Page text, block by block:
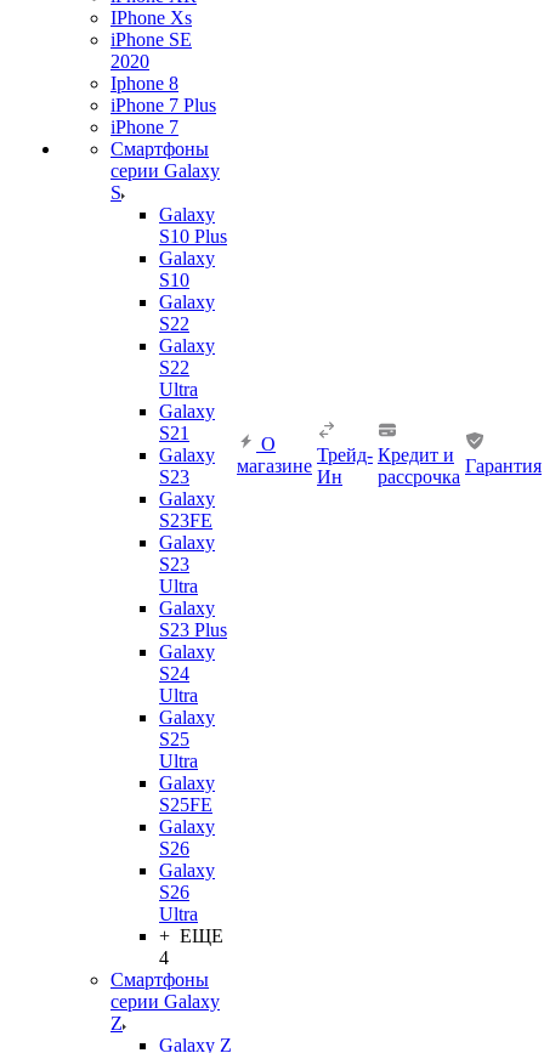
IPhone Xs
iPhone SE
2020
Iphone 8
iPhone 7 Plus
iPhone 7
Смартфоны
серии Galaxy
S
Galaxy
S10 Plus
Galaxy
S10
Galaxy
S22
Galaxy
S22
Ultra
Galaxy
S21
Galaxy
S23
Galaxy
S23FE
Galaxy
S23
Ultra
Galaxy
S23 Plus
Galaxy
S24
Ultra
Galaxy
S25
Ultra
Galaxy
S25FE
Galaxy
S26
Galaxy
S26
Ultra
+ ЕЩЕ
4
Смартфоны
серии Galaxy
Z
Galaxy Z
О
магазине
Трейд-
Ин
Кредит и
рассрочка
Гарантия